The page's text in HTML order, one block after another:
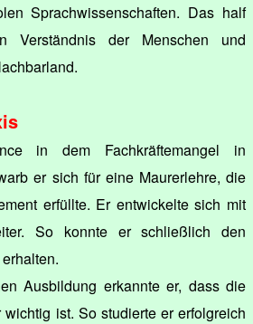
Sprachwissenschaften. Das half
Verständnis der Menschen und
in dem Fachkräftemangel in
er sich für eine Maurerlehre, die
erfüllte. Er entwickelte sich mit
So konnte er schließlich den
Ausbildung erkannte er, dass die
ist. So studierte er erfolgreich